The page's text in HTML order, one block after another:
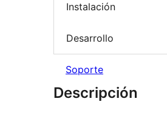
Instalación
Desarrollo
Soporte
Descripción